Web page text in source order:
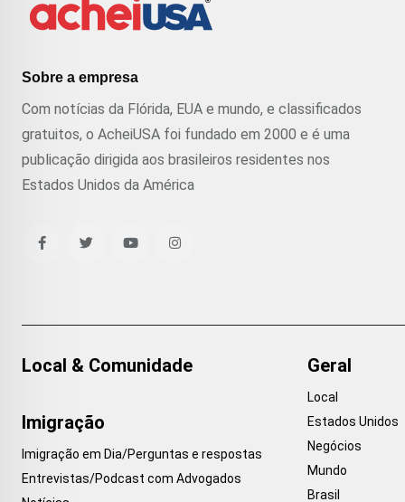
Sobre a empresa
Com notícias da Flórida, EUA e mundo, e classificados
gratuitos, o AcheiUSA foi fundado em 2000 e é uma
publicação dirigida aos brasileiros residentes nos
Estados Unidos da América
Local & Comunidade
Imigração
Imigração em Dia/Perguntas e respostas
Entrevistas/Podcast com Advogados
Geral
Local
Estados Unidos
Negócios
Mundo
Brasil